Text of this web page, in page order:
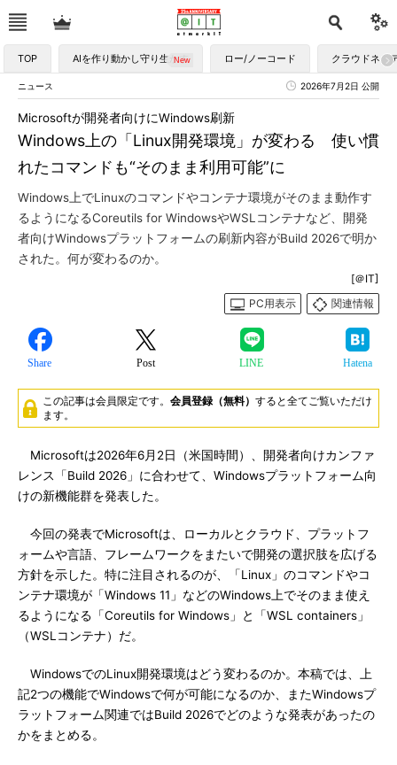
TOP AIを作り動かし守り生かす ロー/ノーコード クラウドネイ
ニュース 2026年7月2日 公開
Windows上の「Linux開発環境」が変わる 使い慣
れたコマンドも“そのまま利用可能”に
Microsoftが開発者向けにWindows刷新
Windows上でLinuxのコマンドやコンテナ環境がそのまま動作す
るようになるCoreutils for WindowsやWSLコンテナなど、開発
者向けWindowsプラットフォームの刷新内容がBuild 2026で明か
された。何が変わるのか。
[＠IT]
PC用表示
関連情報
Share Post LINE Hatena
この記事は会員限定です。 会員登録（無料） すると全てご覧いただけ
ます。
Microsoftは2026年6月2日（米国時間）、開発者向けカンファ
レンス「Build 2026」に合わせて、Windowsプラットフォーム向
けの新機能群を発表した。
今回の発表でMicrosoftは、ローカルとクラウド、プラットフ
ォームや言語、フレームワークをまたいで開発の選択肢を広げる
方針を示した。特に注目されるのが、「Linux」のコマンドやコ
ンテナ環境が「Windows 11」などのWindows上でそのまま使え
るようになる「Coreutils for Windows」と「WSL containers」
（WSLコンテナ）だ。
WindowsでのLinux開発環境はどう変わるのか。本稿では、上
記2つの機能でWindowsで何が可能になるのか、またWindowsプ
ラットフォーム関連ではBuild 2026でどのような発表があったの
かをまとめる。